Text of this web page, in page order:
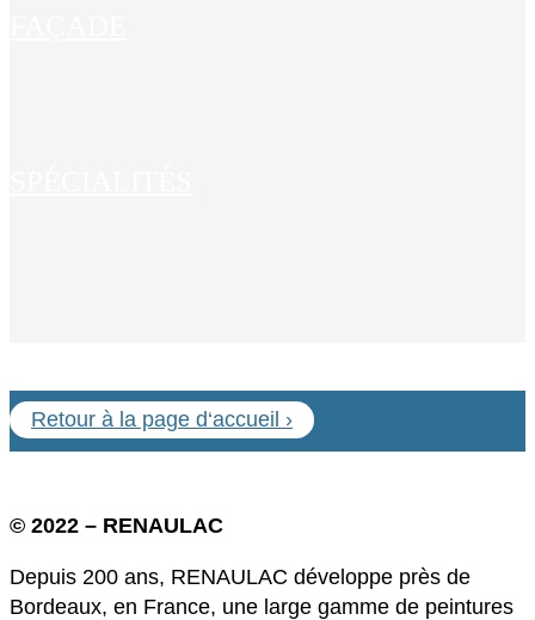
Retour à la page d‘accueil ›
© 2022 – RENAULAC
Depuis 200 ans, RENAULAC développe près de
Bordeaux, en France, une large gamme de peintures